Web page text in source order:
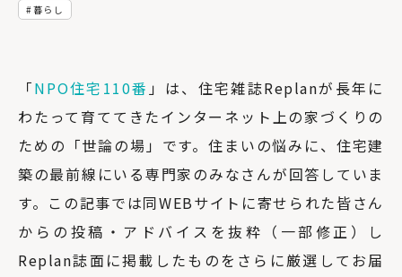
暮らし
「NPO住宅110番 」は、住宅雑誌Replanが長年に
わたって育ててきたインターネット上の家づくりの
ための「世論の場」です。住まいの悩みに、住宅建
築の最前線にいる専門家のみなさんが回答していま
す。この記事では同WEBサイトに寄せられた皆さん
からの投稿・アドバイスを抜粋（一部修正）し
Replan誌面に掲載したものをさらに厳選してお届